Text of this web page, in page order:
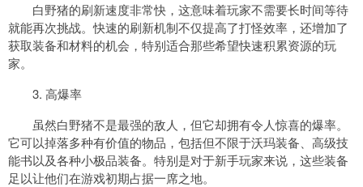
白野猪的刷新速度非常快，这意味着玩家不需要长时间等待
就能再次挑战。快速的刷新机制不仅提高了打怪效率，还增加了
获取装备和材料的机会，特别适合那些希望快速积累资源的玩
家。
3. 高爆率
虽然白野猪不是最强的敌人，但它却拥有令人惊喜的爆率。
它可以掉落多种有价值的物品，包括但不限于沃玛装备、高级技
能书以及各种小极品装备。特别是对于新手玩家来说，这些装备
足以让他们在游戏初期占据一席之地。